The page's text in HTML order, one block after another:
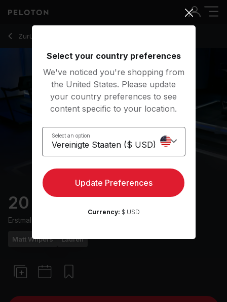
Zurück zu Laufkurse
Zurück
20 min HIIT & Hills Run
Erstmals ausgestrahlt am
Matt Wilpers Laufen
20 Min HIIT & Hills Run with Uphill Runs & Sprints - Matt
Select your country preferences
We've noticed you're shopping from
the United States. Please update
your country preferences to see
content specific to your location.
Select an option
Update Preferences
Currency: $ USD